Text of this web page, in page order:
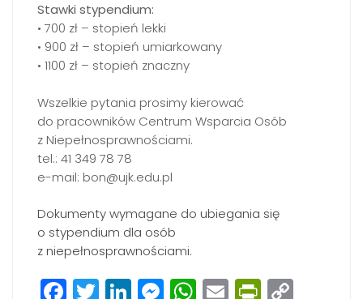
Stawki stypendium:
• 700 zł – stopień lekki
• 900 zł – stopień umiarkowany
• 1100 zł – stopień znaczny
Wszelkie pytania prosimy kierować
do pracowników Centrum Wsparcia Osób
z Niepełnosprawnościami.
tel.: 41 349 78 78
e-mail: bon@ujk.edu.pl
Dokumenty wymagane do ubiegania się
o stypendium dla osób
z niepełnosprawnościami.
Facebook
Twitter
LinkedIn
Messenger
WhatsApp
Email